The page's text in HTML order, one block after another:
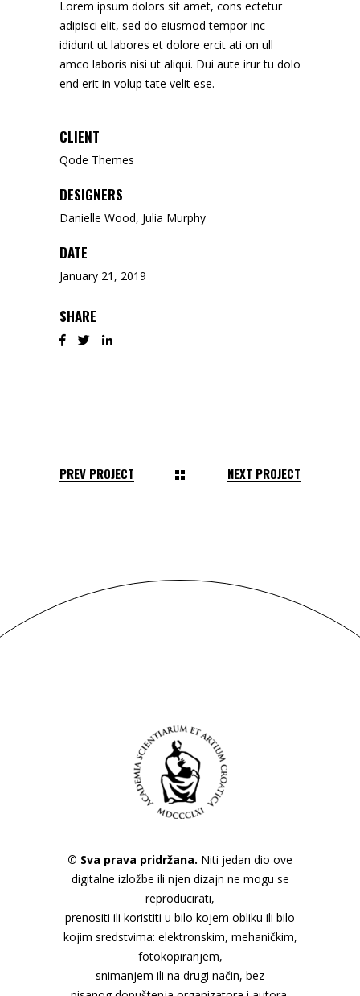
Lorem ipsum dolors sit amet, cons ectetur
adipisci elit, sed do eiusmod tempor inc
ididunt ut labores et dolore ercit ati on ull
amco laboris nisi ut aliqui. Dui aute irur tu dolo
end erit in volup tate velit ese.
CLIENT
Qode Themes
DESIGNERS
Danielle Wood, Julia Murphy
DATE
January 21, 2019
SHARE
PREV PROJECT NEXT PROJECT
© Sva prava pridržana. Niti jedan dio ove
digitalne izložbe ili njen dizajn ne mogu se
reproducirati,
prenositi ili koristiti u bilo kojem obliku ili bilo
kojim sredstvima: elektronskim, mehaničkim,
fotokopiranjem,
snimanjem ili na drugi način, bez